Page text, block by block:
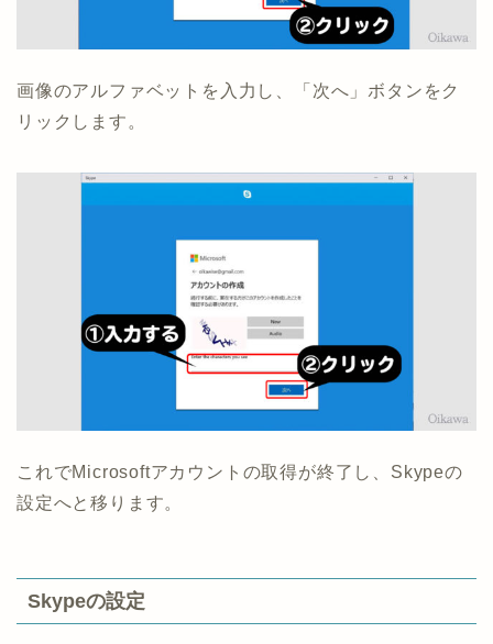
画像のアルファベットを入力し、「次へ」ボタンをク
リックします。
これでMicrosoftアカウントの取得が終了し、Skypeの
設定へと移ります。
Skypeの設定